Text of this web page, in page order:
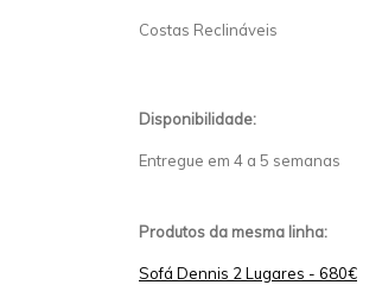
Costas Reclináveis
Disponibilidade:
Entregue em 4 a 5 semanas
Produtos da mesma linha:
Sofá Dennis 2 Lugares - 680€